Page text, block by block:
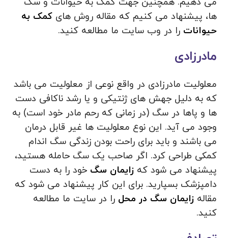
ها، پیشنهاد می کنیم که مقاله روش های کمک به
حیوانات را در وب سایت ما مطالعه کنید.
مادرزادی
معلولیت مادرزادی در واقع نوعی از معلولیت می باشد
که به دلیل جهش های ژنتیکی و یا رشد ناکافی دست
ها و پاها در سگ (در زمانی که رحم مادر خود است) به
وجود می آید. این نوع معلولیت ها غیر قابل درمان
می باشند و باید برای راحت بودن زندگی سگ اندام
کمکی طراحی کرد. اگر صاحب یک سگ حامله هستید،
پیشنهاد می شود کهزایمان سگ خود را به دست
دامپزشک بسپارید. برای این کار پیشنهاد می شود که
مقالهزایمان سگ در محل را در سایت ما مطالعه
کنید.